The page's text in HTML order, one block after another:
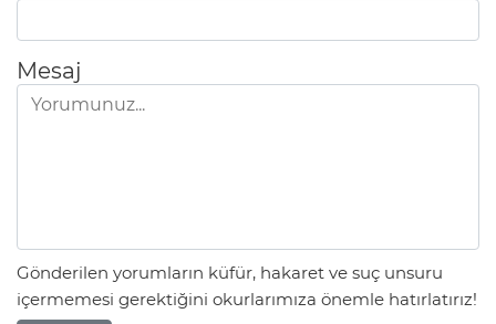
Mesaj
Gönderilen yorumların küfür, hakaret ve suç unsuru
içermemesi gerektiğini okurlarımıza önemle hatırlatırız!